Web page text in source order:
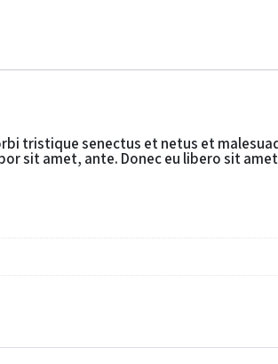
tristique senectus et netus et
sit amet, ante. Donec eu libero sit